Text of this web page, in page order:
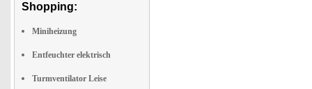
Shopping:
Miniheizung
Entfeuchter elektrisch
Turmventilator Leise